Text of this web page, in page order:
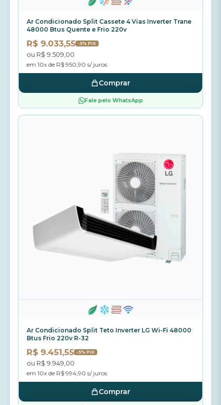
Ar Condicionado Split Cassete 4 Vias Inverter Trane
48000 Btus Quente e Frio 220v
R$ 9.033,55 -5% PIX
ou R$ 9.509,00
em 10x de R$ 950,90 s/ juros
Comprar
Fale pelo WhatsApp
Ar Condicionado Split Teto Inverter LG Wi-Fi 48000
Btus Frio 220v R-32
R$ 9.451,55 -5% PIX
ou R$ 9.949,00
em 10x de R$ 994,90 s/ juros
Comprar